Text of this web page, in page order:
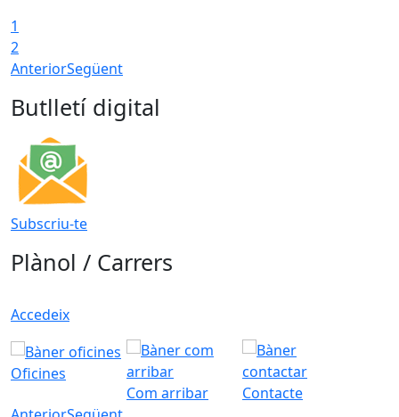
1
2
AnteriorSegüent
Butlletí digital
Subscriu-te
Plànol / Carrers
Accedeix
Oficines
Com arribar
Contacte